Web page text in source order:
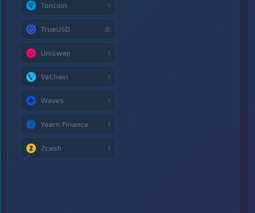
Toncoin 1
TrueUSD 2
Uniswap 1
VeChain 1
Waves 1
Yearn Finance 1
Zcash 1